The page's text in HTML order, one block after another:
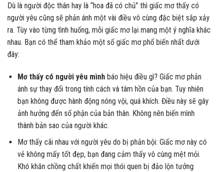
Dù là người độc thân hay là “hoa đã có chủ” thì giấc mơ thấy có
người yêu cũng sẽ phản ánh một vài điều vô cùng đặc biệt sắp xảy
ra. Tùy vào từng tình huống, mỗi giấc mơ lại mang một ý nghĩa khác
nhau. Bạn có thể tham khảo một số giấc mơ phổ biến nhất dưới
đây:
Mơ thấy có người yêu mìnhbáo hiệu điều gì? Giấc mơ phản
ánh sự thay đổi trong tính cách và tâm hồn của bạn. Tuy nhiên
bạn không được hành động nóng vội, quá khích. Điều này sẽ gây
ảnh hưởng đến số phận của bản thân. Không nên biến mình
thành bản sao của người khác.
Mơ thấy cãi nhau với người yêu do bị phản bội: Giấc mơ này có
vẻ không mấy tốt đẹp, bạn đang cảm thấy vô cùng mệt mỏi.
Khó khăn chồng chất khiến mọi thói quen bị đảo lộn tưởng